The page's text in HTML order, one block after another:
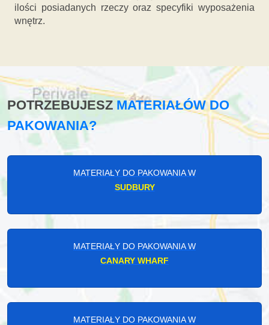
ilości posiadanych rzeczy oraz specyfiki wyposażenia
wnętrz.
POTRZEBUJESZMATERIAŁÓW DO
PAKOWANIA?
MATERIAŁY DO PAKOWANIA W
SUDBURY
MATERIAŁY DO PAKOWANIA W
CANARY WHARF
MATERIAŁY DO PAKOWANIA W